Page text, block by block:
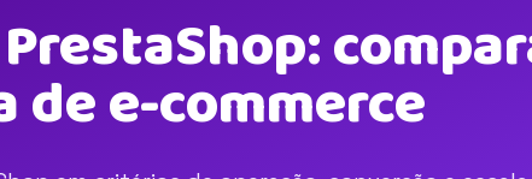
e-commerce